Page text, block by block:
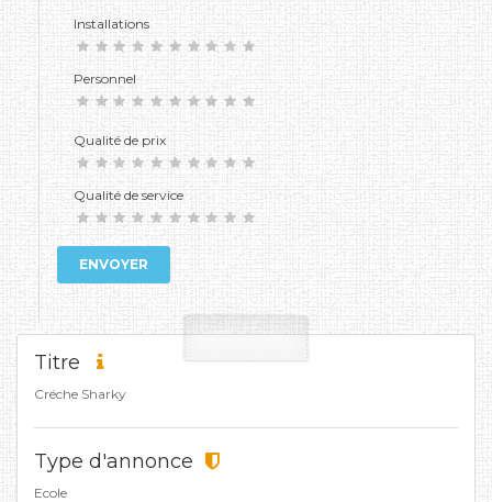
Installations
Personnel
Qualité de prix
Qualité de service
ENVOYER
Titre
Créche Sharky
Type d'annonce
Ecole